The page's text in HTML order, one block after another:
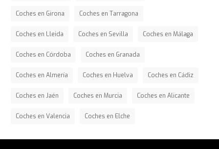
Coches en Girona Coches en Tarragona
Coches en Lleida Coches en Sevilla Coches en Málaga
Coches en Córdoba Coches en Granada
Coches en Almería Coches en Huelva Coches en Cádiz
Coches en Jaén Coches en Murcia Coches en Alicante
Coches en Valencia Coches en Elche